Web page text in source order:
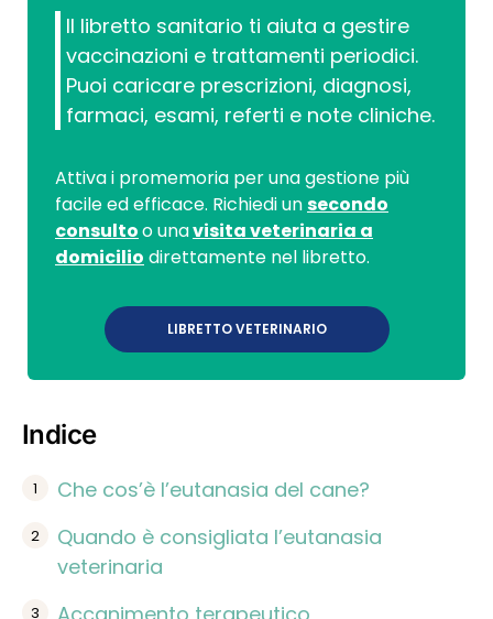
Il libretto sanitario ti aiuta a gestire
vaccinazioni e trattamenti periodici.
Puoi caricare prescrizioni, diagnosi,
farmaci, esami, referti e note cliniche.
Attiva i promemoria per una gestione più
facile ed efficace. Richiedi unsecondo
consultoo unavisita veterinaria a
domicilio direttamente nel libretto.
LIBRETTO VETERINARIO
Indice
Che cos’è l’eutanasia del cane?
Quando è consigliata l’eutanasia
veterinaria